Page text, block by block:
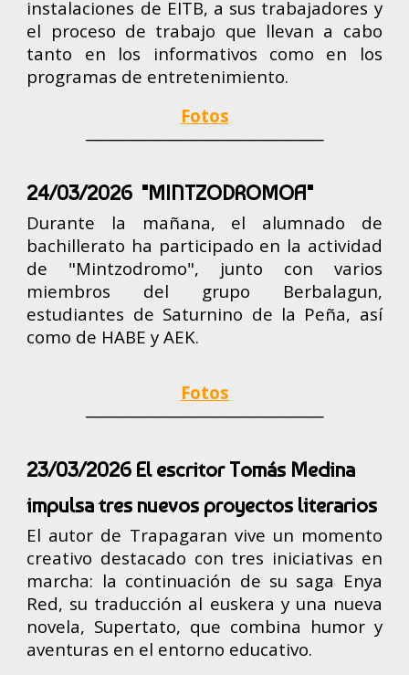
instalaciones de EITB, a sus trabajadores y
el proceso de trabajo que llevan a cabo
tanto en los informativos como en los
programas de entretenimiento.
Fotos
────────────────────
24/03/2026 "MINTZODROMOA"
Durante la mañana, el alumnado de
bachillerato ha participado en la actividad
de "Mintzodromo", junto con varios
miembros del grupo Berbalagun,
estudiantes de Saturnino de la Peña, así
como de HABE y AEK.
Fotos
────────────────────
23/03/2026 El escritor Tomás Medina
impulsa tres nuevos proyectos literarios
El autor de Trapagaran vive un momento
creativo destacado con tres iniciativas en
marcha: la continuación de su saga Enya
Red, su traducción al euskera y una nueva
novela, Supertato, que combina humor y
aventuras en el entorno educativo.